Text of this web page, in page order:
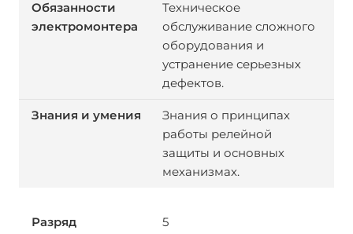
Техническое
обслуживание сложного
оборудования и
устранение серьезных
дефектов.
Знания о принципах
работы релейной
защиты и основных
механизмах.
5